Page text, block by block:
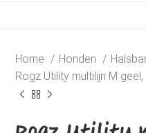
Home Honden
Rogz Utility multilijn M geel,